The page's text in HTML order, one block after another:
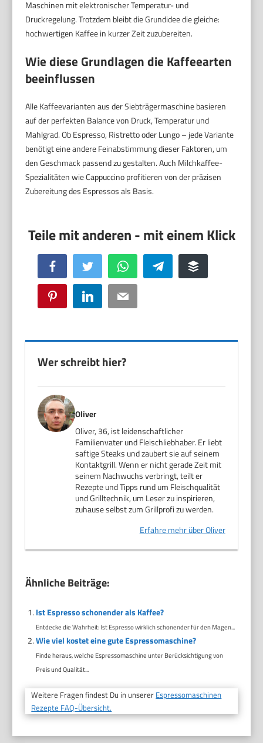
Maschinen mit elektronischer Temperatur- und
Druckregelung. Trotzdem bleibt die Grundidee die gleiche:
hochwertigen Kaffee in kurzer Zeit zuzubereiten.
Wie diese Grundlagen die Kaffeearten
beeinflussen
Alle Kaffeevarianten aus der Siebträgermaschine basieren
auf der perfekten Balance von Druck, Temperatur und
Mahlgrad. Ob Espresso, Ristretto oder Lungo – jede Variante
benötigt eine andere Feinabstimmung dieser Faktoren, um
den Geschmack passend zu gestalten. Auch Milchkaffee-
Spezialitäten wie Cappuccino profitieren von der präzisen
Zubereitung des Espressos als Basis.
Facebook Twitter WhatsApp Telegram Buffer
Pinterest LinkedIn Email
Wer schreibt hier?
Oliver
Oliver, 36, ist leidenschaftlicher
Familienvater und Fleischliebhaber. Er liebt
saftige Steaks und zaubert sie auf seinem
Kontaktgrill. Wenn er nicht gerade Zeit mit
seinem Nachwuchs verbringt, teilt er
Rezepte und Tipps rund um Fleischqualität
und Grilltechnik, um Leser zu inspirieren,
zuhause selbst zum Grillprofi zu werden.
Erfahre mehr über Oliver
Ähnliche Beiträge:
Ist Espresso schonender als Kaffee?
Entdecke die Wahrheit: Ist Espresso wirklich schonender für den Magen...
Wie viel kostet eine gute Espressomaschine?
Finde heraus, welche Espressomaschine unter Berücksichtigung von
Preis und Qualität...
Weitere Fragen findest Du in unserer Espressomaschinen
Rezepte FAQ-Übersicht.